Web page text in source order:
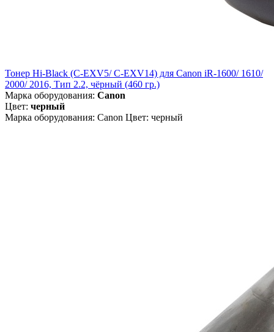
Тонер Hi-Black (C-EXV5/ C-EXV14) для Canon iR-1600/ 1610/
2000/ 2016, Тип 2.2, чёрный (460 гр.)
Марка оборудования: Canon
Цвет: черный
Марка оборудования: Canon Цвет: черный